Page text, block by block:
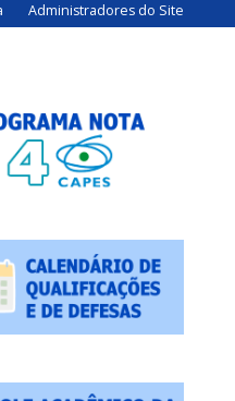
Administradores do Site